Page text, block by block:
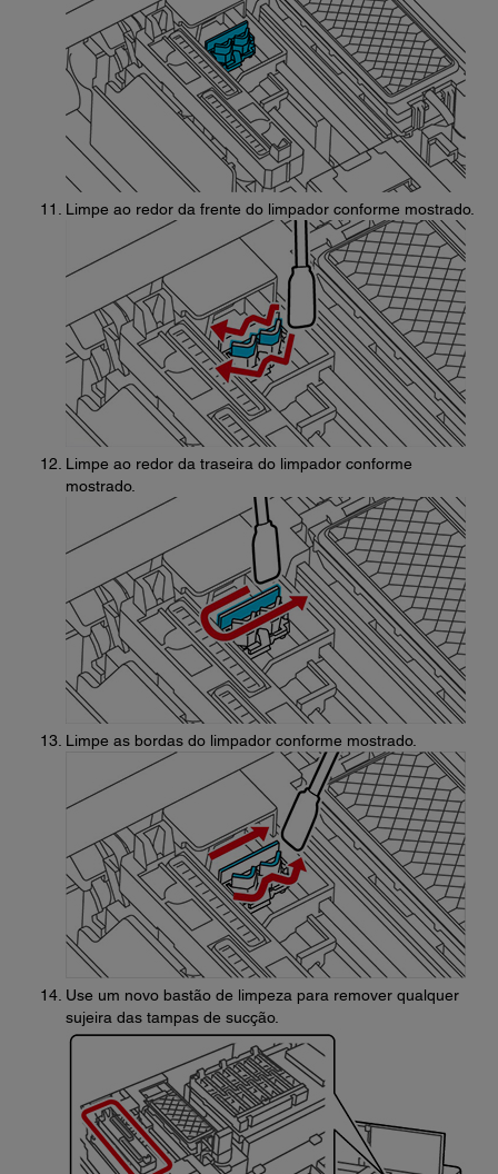
Limpe ao redor da frente do limpador conforme mostrado.
Limpe ao redor da traseira do limpador conforme
mostrado.
Limpe as bordas do limpador conforme mostrado.
Use um novo bastão de limpeza para remover qualquer
sujeira das tampas de sucção.